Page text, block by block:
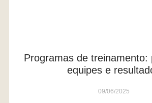
Programas de treinamento:
equipes e
09/06/2025